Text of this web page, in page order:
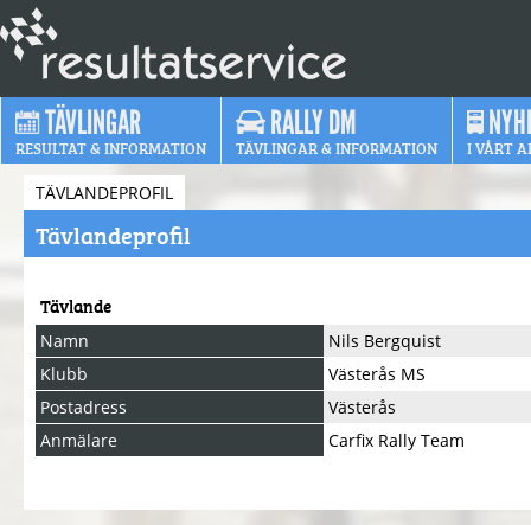
TÄVLINGAR
RESULTAT & INFORMATION
RALLY DM
TÄVLINGAR & INFORMATION I VÅRT
TÄVLANDEPROFIL
Tävlandeprofil
Tävlande
Namn
Nils Bergquist
Klubb
Västerås MS
Postadress
Västerås
Anmälare
Carfix Rally Team